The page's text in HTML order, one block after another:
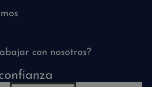
con nosotros?